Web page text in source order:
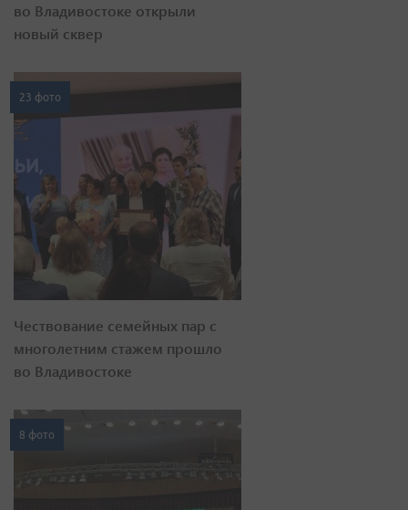
во Владивостоке открыли
новый сквер
23 фото
Чествование семейных пар с
многолетним стажем прошло
во Владивостоке
8 фото